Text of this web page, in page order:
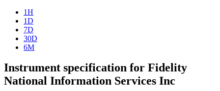
1H
1D
7D
30D
6M
Instrument specification for Fidelity
National Information Services Inc